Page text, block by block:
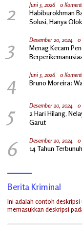
2 Juni 5, 2026 0
Habiburokhman
Solusi, Hanya
3 Desember 20, 2024 0
Menag Kecam
4 Juni 5, 2026 0
Bruno Moreira:
5 Desember 20, 2024 0
2 Hari Hilang,
Garut
6 Desember 20, 2024 0
14 Tahun
Berita Kriminal
Ini adalah contoh
memasukkan deskripsi